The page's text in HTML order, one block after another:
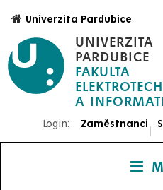
hlavnímu
obsahu
UNIVERZITA
PARDUBICE
FAKULTA
Univerzita Pardubice
Login: Zaměstnanci
|